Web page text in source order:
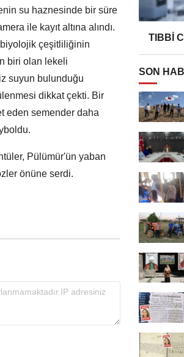
su haznesinde bir süre
ile kayıt altına alındı.
çeşitliliğinin
biri olan lekeli
suyun bulunduğu
dikkat çekti. Bir
eden semender daha
Pülümür'ün yaban
önüne serdi.
TIBBİ
SON